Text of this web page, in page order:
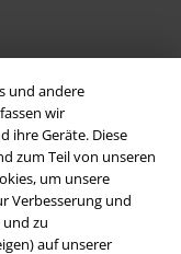
und andere
wir
ihre Geräte. Diese
zum Teil von unseren
um unsere
Verbesserung und
und zu
auf unserer